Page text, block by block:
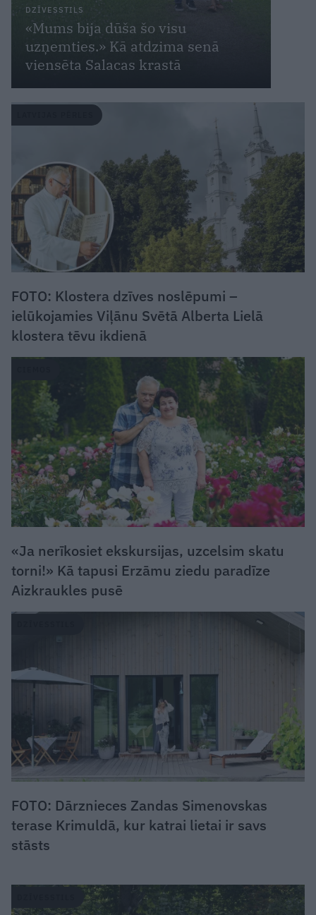
DZĪVESSTILS
«Mums bija dūša šo visu
uzņemties.» Kā atdzima senā
viensēta Salacas krastā
FOTO: Klostera dzīves noslēpumi –
ielūkojamies Viļānu Svētā Alberta Lielā
klostera tēvu ikdienā
«Ja nerīkosiet ekskursijas, uzcelsim skatu
torni!» Kā tapusi Erzāmu ziedu paradīze
Aizkraukles pusē
FOTO: Dārznieces Zandas Simenovskas
terase Krimuldā, kur katrai lietai ir savs
stāsts